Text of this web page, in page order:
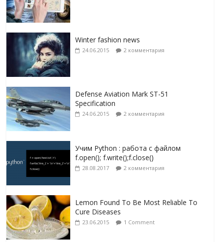
Winter fashion news
24.06.2015 2 комментария
Defense Aviation Mark ST-51
Specification
24.06.2015 2 комментария
Учим Python : работа с файлом
f.open(); f.write();f.close()
28.08.2017 2 комментария
Lemon Found To Be Most Reliable To
Cure Diseases
23.06.2015 1 Comment